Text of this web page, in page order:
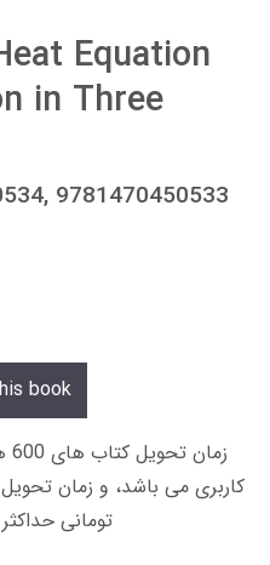
Equation
in Three
9781470450533
book
تومانی حداکثر 12 ساعت از طریق پیامک/ایمیل